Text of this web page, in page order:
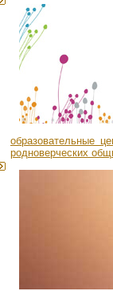
образовательные
родноверческих